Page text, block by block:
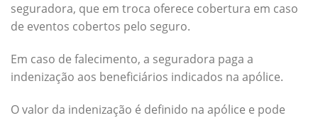
seguradora, que em troca oferece cobertura em caso
de eventos cobertos pelo seguro.
Em caso de falecimento, a seguradora paga a
indenização aos beneficiários indicados na apólice.
O valor da indenização é definido na apólice e pode